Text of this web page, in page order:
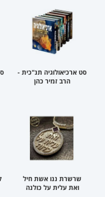
סט ארכיאולוגיה תנ"כית -
הרב זמיר כהן
שרשרת ננו אשת חיל
ואת עלית על כולנה